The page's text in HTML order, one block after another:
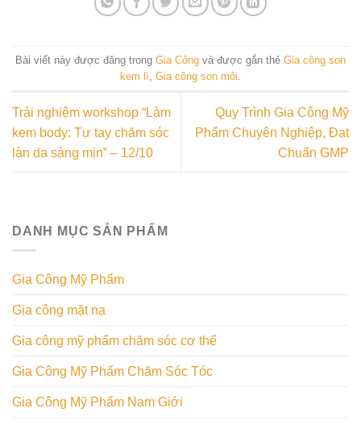
Bài viết này được đăng trong Gia Công và được gắn thẻ Gia công son
kem lì Gia công son môi
Trải nghiệm workshop “Làm
kem body: Tự tay chăm sóc
làn da sáng mịn” – 12/10
Quy Trình Gia Công Mỹ
Phẩm Chuyên Nghiệp, Đạt
Chuẩn GMP
DANH MỤC SẢN PHẨM
Gia Công Mỹ Phẩm
Gia công mặt nạ
Gia công mỹ phẩm chăm sóc cơ thể
Gia Công Mỹ Phẩm Chăm Sóc Tóc
Gia Công Mỹ Phẩm Nam Giới